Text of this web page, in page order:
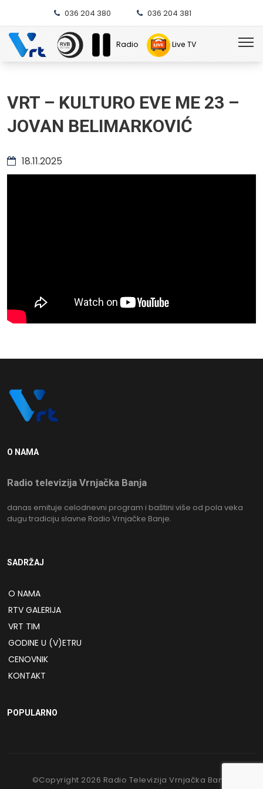
036 204 380 036 204 381
Radio Live TV
VRT – KULTURO EVE ME 23 –
JOVAN BELIMARKOVIĆ
18.11.2025
O NAMA
Radio televizija Vrnjačka Banja
danas emituje celodnevni program i baštini više od pola veka
dugu tradiciju slavne Radio Vrnjačke Banje.
SADRŽAJ
O NAMA
RTV GALERIJA
VRT TIM
GODINE U (V)ETRU
CENOVNIK
KONTAKT
POPULARNO
©Copyright 2026 Radio Televizija Vrnjačka Banja